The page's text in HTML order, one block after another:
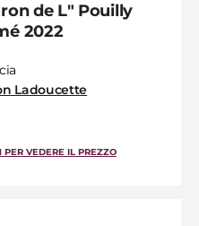
de L" Pouilly
2022
Ladoucette
PER VEDERE IL PREZZO